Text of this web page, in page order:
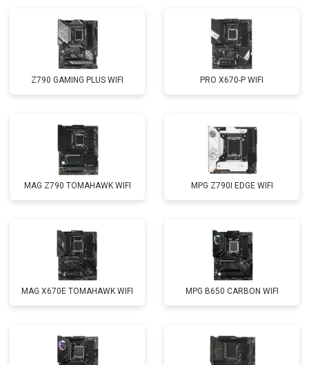
Z790 GAMING PLUS WIFI PRO X670-P WIFI
MAG Z790 TOMAHAWK WIFI MPG Z790I EDGE WIFI
MAG X670E TOMAHAWK WIFI MPG B650 CARBON WIFI